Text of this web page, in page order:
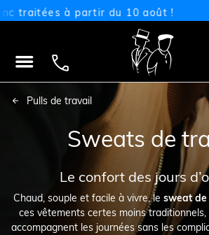
à partir du 10 août !
 
Pulls de travail
Sweats de
Le confort des jours
Chaud, souple et facile à vivre, le sweat
ces vêtements certes moins
accompagnent les journées sans les